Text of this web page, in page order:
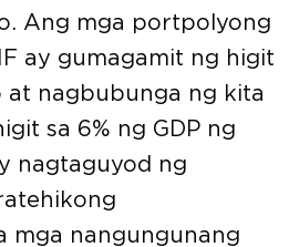
Ang mga portpolyong
ay gumagamit ng higit
at nagbubunga ng kita
sa 6% ng GDP ng
nagtaguyod ng
mga nangungunang